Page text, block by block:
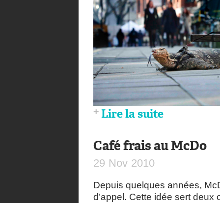
Lire la suite
Café frais au McDo
29 Nov 2010
Depuis quelques années,
d’appel. Cette idée sert deux